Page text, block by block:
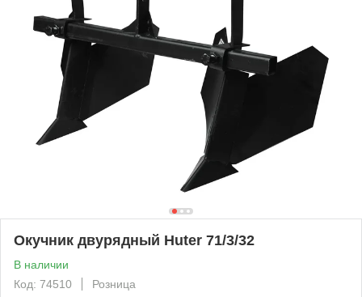
Окучник двурядный Huter 71/3/32
В наличии
Код: 74510
Розница